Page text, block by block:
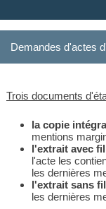
Demandes d'actes
Trois documents
la copie
mentions
l'extrait avec
l'acte les
les dernières
l'extrait sans
les dernières